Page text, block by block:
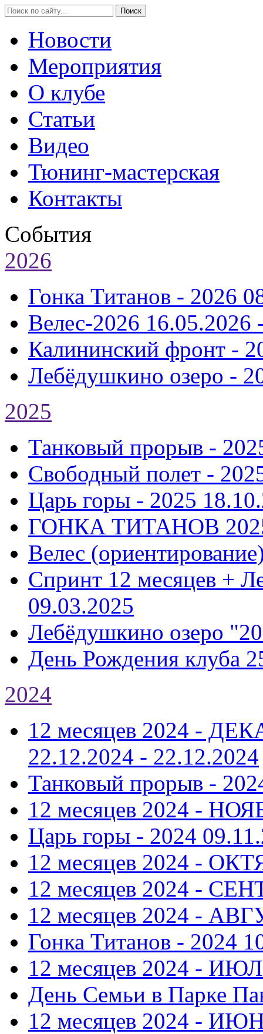
Новости
Мероприятия
О клубе
Статьи
Видео
Тюнинг-мастерская
Контакты
События
2026
Гонка Титанов - 2026
Велес-2026 16.05.2026
Калининский фронт -
Лебёдушкино озеро -
2025
Танковый прорыв -
Свободный полет -
Царь горы - 2025
ГОНКА ТИТАНОВ
Велес
Спринт 12 месяцев +
09.03.2025
Лебёдушкино озеро
День Рождения клуба
2024
12 месяцев 2024 -
22.12.2024 - 22.12.2024
Танковый прорыв -
12 месяцев 2024 -
Царь горы - 2024
12 месяцев 2024 -
12 месяцев 2024 -
12 месяцев 2024 -
Гонка Титанов - 2024
12 месяцев 2024 -
День Семьи в Парке
12 месяцев 2024 -